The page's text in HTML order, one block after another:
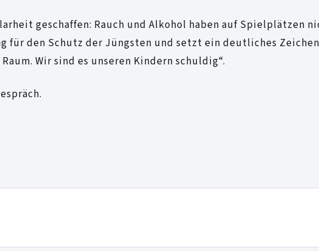
geschaffen: Rauch und Alkohol haben auf Spielplätzen
für den Schutz der Jüngsten und setzt ein deutliches
Wir sind es unseren Kindern schuldig“.